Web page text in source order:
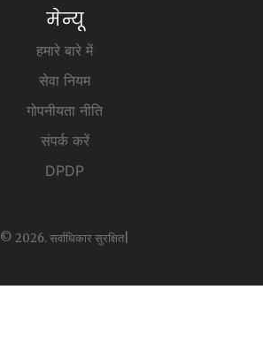
मेन्यू
हमारे बारे में
सेवा नियम
गोपनीयता नीति
संपर्क करें
DPDP
© 2026. सर्वाधिकार सुरक्षित|